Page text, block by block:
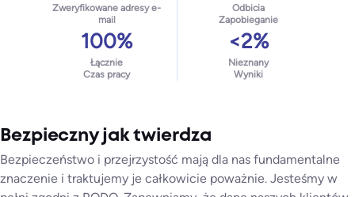
Zweryfikowane adresy e-
mail
Odbicia
Zapobieganie
100%
Łącznie
Czas pracy
<2%
Nieznany
Wyniki
Bezpieczny jak twierdza
Bezpieczeństwo i przejrzystość mają dla nas fundamentalne
znaczenie i traktujemy je całkowicie poważnie. Jesteśmy w